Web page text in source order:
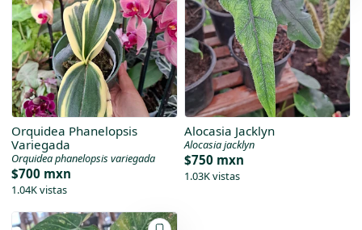
Orquidea Phanelopsis
Variegada
Orquidea phanelopsis variegada
$700 mxn
1.04K vistas
Alocasia Jacklyn
Alocasia jacklyn
$750 mxn
1.03K vistas